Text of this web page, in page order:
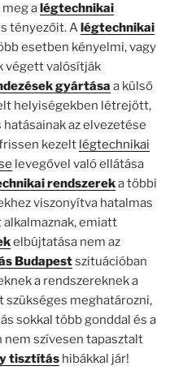
a légtechnikai
tényezőit. A légtechnikai
esetben kényelmi, vagy
végett valósítják
gyártása a külső
helyiségekben létrejött,
az elvezetése
kezelt légtechnikai
levegővel való ellátása
rendszereka többi
viszonyítva hatalmas
emiatt
elbújtatása nem az
Budapestszituációban
a rendszereknek a
szükséges meghatározni,
sokkal több gonddal és a
szívesen tapasztalt
tisztításhibákkal jár!